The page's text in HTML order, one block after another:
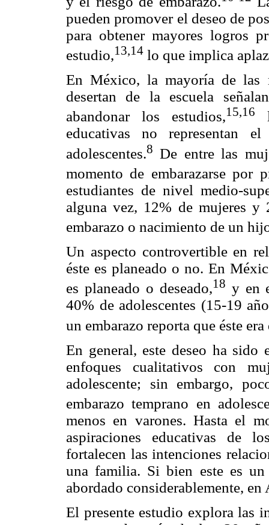
pueden promover el deseo de
para obtener mayores logros
estudio,13,14 lo que implica
En México, la mayoría de las
desertan de la escuela
abandonar los estudios,15,16
educativas no representan
adolescentes.8 De entre las
momento de embarazarse por
estudiantes de nivel medio-
alguna vez, 12% de mujeres
embarazo o nacimiento de un
Un aspecto controvertible en
éste es planeado o no. En
es planeado o deseado,18 y en
40% de adolescentes (15-19
un embarazo reporta que éste era
En general, este deseo ha sido
enfoques cualitativos con
adolescente; sin embargo,
embarazo temprano en
menos en varones. Hasta el
aspiraciones educativas de
fortalecen las intenciones
una familia. Si bien este es un
abordado considerablemente,
El presente estudio explora las